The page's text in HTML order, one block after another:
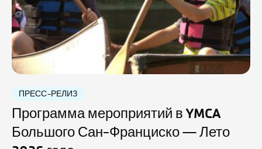
ПРЕСС-РЕЛИЗ
Программа мероприятий в YMCA
Большого Сан-Франциско — Лето